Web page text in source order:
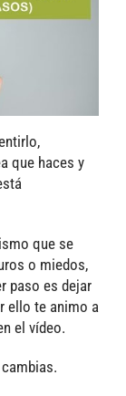
que haces y
que se
o miedos,
paso es dejar
ello te animo a
el vídeo.